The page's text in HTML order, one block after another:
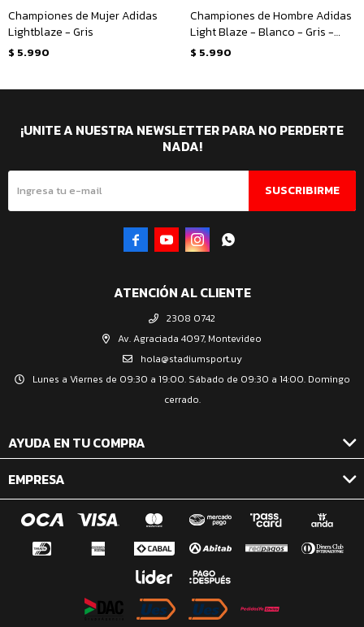
Championes de Mujer Adidas
Lightblaze - Gris
$ 5.990
Championes de Hombre Adidas
Light Blaze - Blanco - Gris -
Negro
$ 5.990
ATENCIÓN AL CLIENTE
2308 0742
Av. Agraciada 4097, Montevideo
hola@stadiumsport.uy
Lunes a Viernes de 09:30 a 19:00. Sábado de 09:30 a 14:00. Domingo
cerrado.
AYUDA EN TU COMPRA
EMPRESA
¡UNITE A NUESTRA NEWSLETTER PARA NO PERDERTE
NADA!
SUSCRIBIRME
   